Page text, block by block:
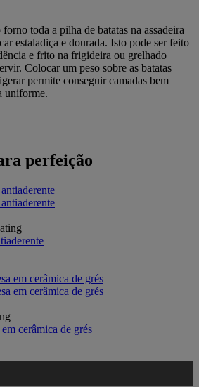
toda a pilha de batatas na assadeira
estaladiça e dourada. Isto pode ser feito
e frito na frigideira ou grelhado
Colocar um peso sobre as batatas
permite conseguir camadas bem
uniforme.
perfeição
cerâmica de grés